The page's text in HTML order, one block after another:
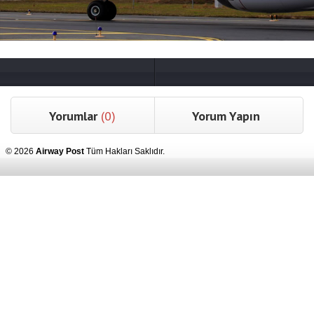
Yorumlar (0) Yorum Yapın
© 2026 Airway Post Tüm Hakları Saklıdır.